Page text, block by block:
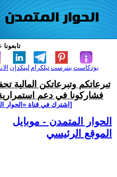
لينكدإن تيلكرامبنترست بودكاست
تبرعاتكم وتبرعاتكن المالية
فشاركونا في دعم
[اشترك في قناة ‫«الحوار
الحوار المتمدن - موبايل
الموقع الرئيسي